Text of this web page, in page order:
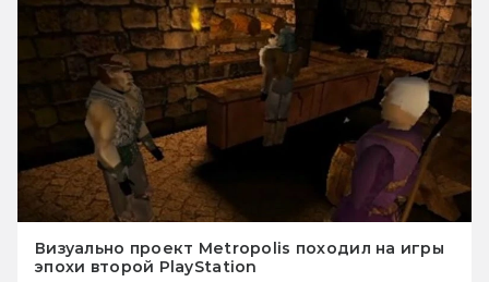
Визуально проект Metropolis походил на игры
эпохи второй PlayStation